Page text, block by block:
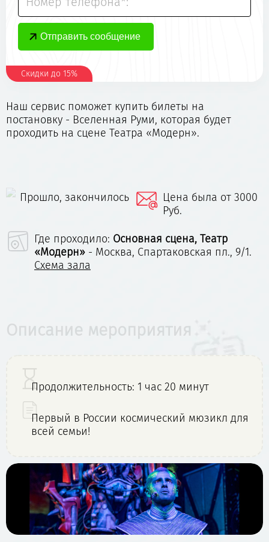
Прошло, закончилось
Цена была от 3000
Руб.
Где проходило: Основная сцена, Театр
«Модерн» - Москва, Спартаковская пл., 9/1.
Схема зала
Наш сервис поможет купить билеты на
постановку - Вселенная Руми, которая будет
проходить на сцене Театра «Модерн».
Скидки до 15%
Описание мероприятия
Продолжительность: 1 час 20 минут
Первый в России космический мюзикл для
всей семьи!